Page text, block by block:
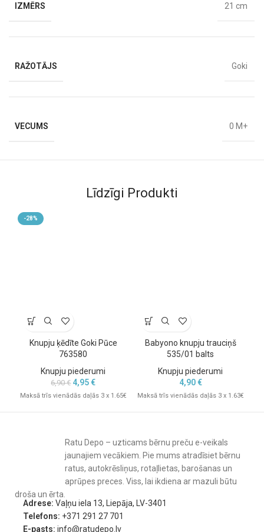
IZMĒRS 21 cm
RAŽOTĀJS Goki
VECUMS 0 M+
Līdzīgi Produkti
-28%
Knupju ķēdīte Goki Pūce
763580
Knupju piederumi
6,90€ 4,95€
Maksā trīs vienādās daļās 3 x 1.65€
Babyono knupju trauciņš
535/01 balts
Knupju piederumi
4,90€
Maksā trīs vienādās daļās 3 x 1.63€
Ratu Depo – uzticams bērnu preču e-veikals
jaunajiem vecākiem. Pie mums atradīsiet bērnu
ratus, autokrēsliņus, rotaļlietas, barošanas un
aprūpes preces. Viss, lai ikdiena ar mazuli būtu
droša un ērta.
Adrese: Vaļņu iela 13, Liepāja, LV-3401
Telefons: +371 291 27 701
E-pasts: info@ratudepo.lv